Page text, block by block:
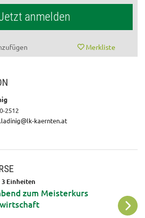
anmelden
Merkliste
2512
kaernten.at
3 Einheiten
zum Meisterkurs
Okt